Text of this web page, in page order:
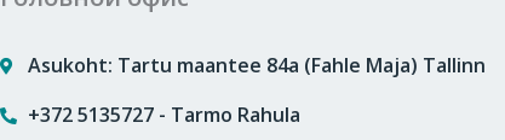
Asukoht: Tartu maantee 84a (Fahle Maja) Tallinn
+372 5135727 - Tarmo Rahula